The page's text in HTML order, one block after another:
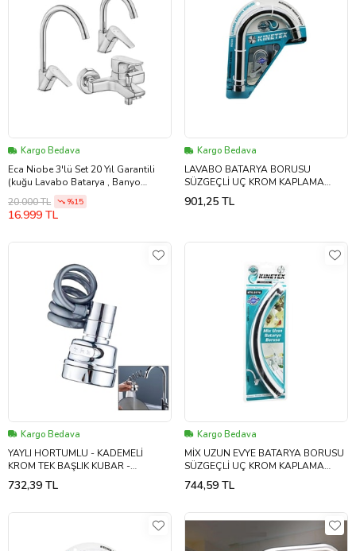
Kargo Bedava
Eca Niobe 3'lü Set 20 Yıl Garantili
(kuğu Lavabo Batarya , Banyo
Batarya , Mutfak Evye Batarya)
20.000 TL %15
16.999 TL
Kargo Bedava
LAVABO BATARYA BORUSU
SÜZGEÇLİ UÇ KROM KAPLAMA
(5343)
901,25 TL
Kargo Bedava
YAYLI HORTUMLU - KADEMELİ
KROM TEK BAŞLIK KUBAR -
BATARYA UCU (5343)
732,39 TL
Kargo Bedava
MİX UZUN EVYE BATARYA BORUSU
SÜZGEÇLİ UÇ KROM KAPLAMA
(5343)
744,59 TL